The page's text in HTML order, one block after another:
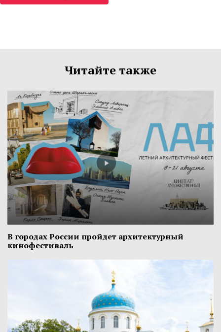
Читайте также
В городах России пройдет архитектурный
кинофестиваль